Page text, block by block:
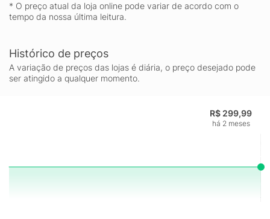
* O preço atual da loja online pode variar de acordo com o
tempo da nossa última leitura.
Histórico de preços
A variação de preços das lojas é diária, o preço desejado pode
ser atingido a qualquer momento.
R$ 299,99
há 2 meses